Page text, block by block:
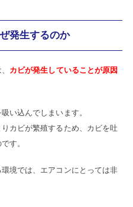
発生するのか
カビが発生していることが原因
い込んでしまいます。
カビが繁殖するため、カビを吐
す。
境では、エアコンにとっては非